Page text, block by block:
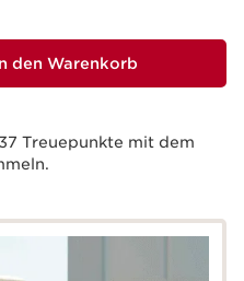
den Warenkorb
37 Treuepunkte mit dem